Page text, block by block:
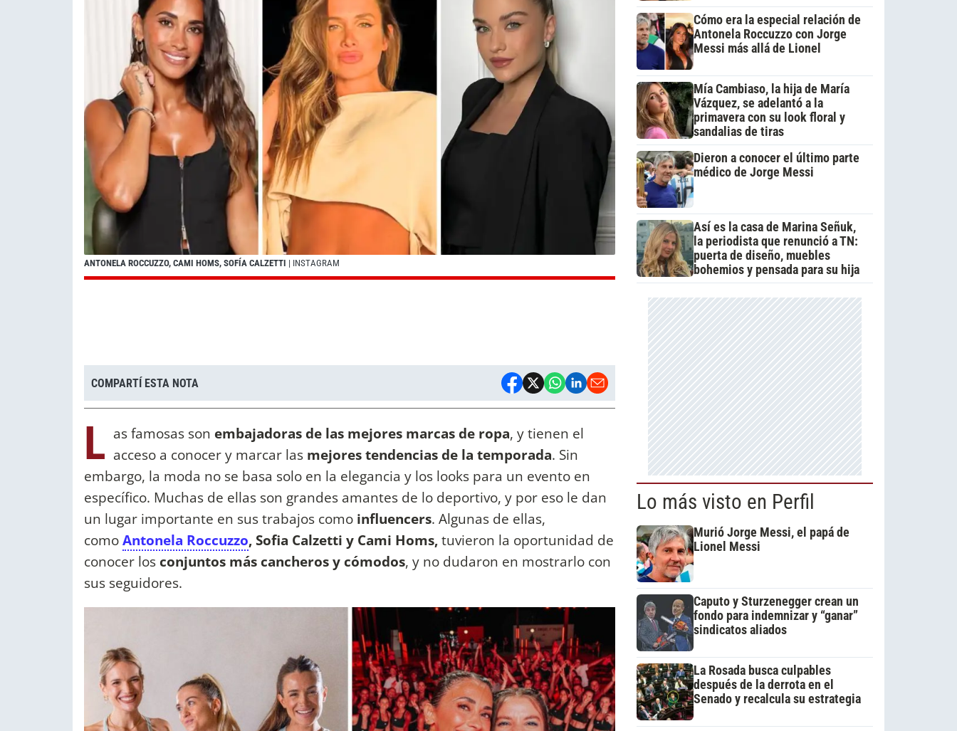
ANTONELA ROCCUZZO, CAMI HOMS, SOFÍA CALZETTI | INSTAGRAM
COMPARTÍ ESTA NOTA
L as famosas son embajadoras de las mejores marcas de ropa, y tienen el
acceso a conocer y marcar las mejores tendencias de la temporada. Sin
embargo, la moda no se basa solo en la elegancia y los looks para un evento en
específico. Muchas de ellas son grandes amantes de lo deportivo, y por eso le dan
un lugar importante en sus trabajos como influencers. Algunas de ellas,
comoAntonela Roccuzzo, Sofia Calzetti y Cami Homs,tuvieron la oportunidad de
conocer los conjuntos más cancheros y cómodos, y no dudaron en mostrarlo con
sus seguidores.
Cómo era la especial relación de
Antonela Roccuzzo con Jorge
Messi más allá de Lionel
Mía Cambiaso, la hija de María
Vázquez, se adelantó a la
primavera con su look floral y
sandalias de tiras
Dieron a conocer el último parte
médico de Jorge Messi
Así es la casa de Marina Señuk,
la periodista que renunció a TN:
puerta de diseño, muebles
bohemios y pensada para su hija
Lo más visto en Perfil
Murió Jorge Messi, el papá de
Lionel Messi
Caputo y Sturzenegger crean un
fondo para indemnizar y “ganar”
sindicatos aliados
La Rosada busca culpables
después de la derrota en el
Senado y recalcula su estrategia